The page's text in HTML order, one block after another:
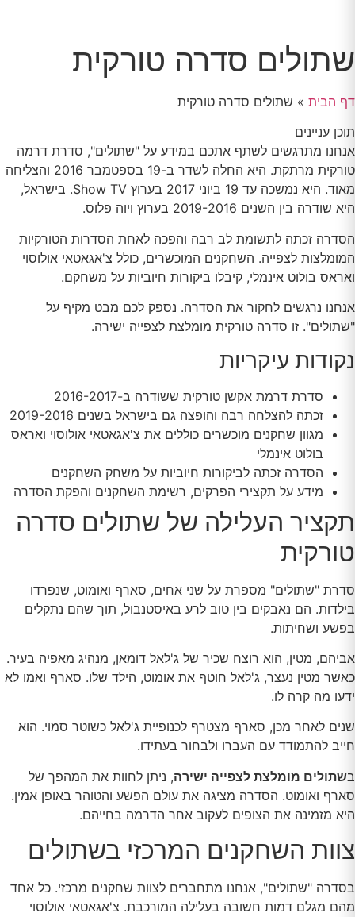
שתולים סדרה טורקית
דף הבית » שתולים סדרה טורקית
תוכן עניינים
אנחנו מתרגשים לשתף אתכם במידע על "שתולים", סדרת דרמה
טורקית מרתקת. היא החלה לשדר ב-19 בספטמבר 2016 והצליחה
מאוד. היא נמשכה עד 19 ביוני 2017 בערוץ Show TV. בישראל,
היא שודרה בין השנים 2019-2016 בערוץ ויוה פלוס.
הסדרה זכתה לתשומת לב רבה והפכה לאחת הסדרות הטורקיות
המומלצות לצפייה. השחקנים המוכשרים, כולל צ'אגאטאי אולוסוי
ואראס בולוט אינמלי, קיבלו ביקורות חיוביות על משחקם.
אנחנו נרגשים לחקור את הסדרה. נספק לכם מבט מקיף על
"שתולים". זו סדרה טורקית מומלצת לצפייה ישירה.
נקודות עיקריות
סדרת דרמת אקשן טורקית ששודרה ב-2016-2017
זכתה להצלחה רבה והופצה גם בישראל בשנים 2019-2016
מגוון שחקנים מוכשרים כוללים את צ'אגאטאי אולוסוי ואראס
בולוט אינמלי
הסדרה זכתה לביקורות חיוביות על משחק השחקנים
מידע על תקצירי הפרקים, רשימת השחקנים והפקת הסדרה
תקציר העלילה של שתולים סדרה
טורקית
סדרת "שתולים" מספרת על שני אחים, סארף ואומוט, שנפרדו
בילדות. הם נאבקים בין טוב לרע באיסטנבול, תוך שהם נתקלים
בפשע ושחיתות.
אביהם, מטין, הוא רוצח שכיר של ג'לאל דומאן, מנהיג מאפיה בעיר.
כאשר מטין נעצר, ג'לאל חוטף את אומוט, הילד שלו. סארף ואמו לא
ידעו מה קרה לו.
שנים לאחר מכן, סארף מצטרף לכנופיית ג'לאל כשוטר סמוי. הוא
חייב להתמודד עם העברו ולבחור בעתידו.
בשתולים מומלצת לצפייה ישירה, ניתן לחוות את המהפך של
סארף ואומוט. הסדרה מציגה את עולם הפשע והטוהר באופן אמין.
היא מזמינה את הצופים לעקוב אחר הדרמה בחייהם.
צוות השחקנים המרכזי בשתולים
בסדרה "שתולים", אנחנו מתחברים לצוות שחקנים מרכזי. כל אחד
מהם מגלם דמות חשובה בעלילה המורכבת. צ'אגאטאי אולוסוי